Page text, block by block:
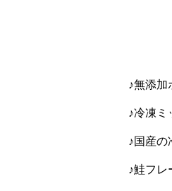
♪無添加
♪冷凍ミ
♪国産の
♪鮭フレ